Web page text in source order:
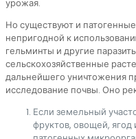
урожая.
Но существуют и
непригодной к
гельминты и другие
сельскохозяйственные
дальнейшего уничтожения
исследование почвы. Оно
Если земельный
фруктов, овощей, ягод